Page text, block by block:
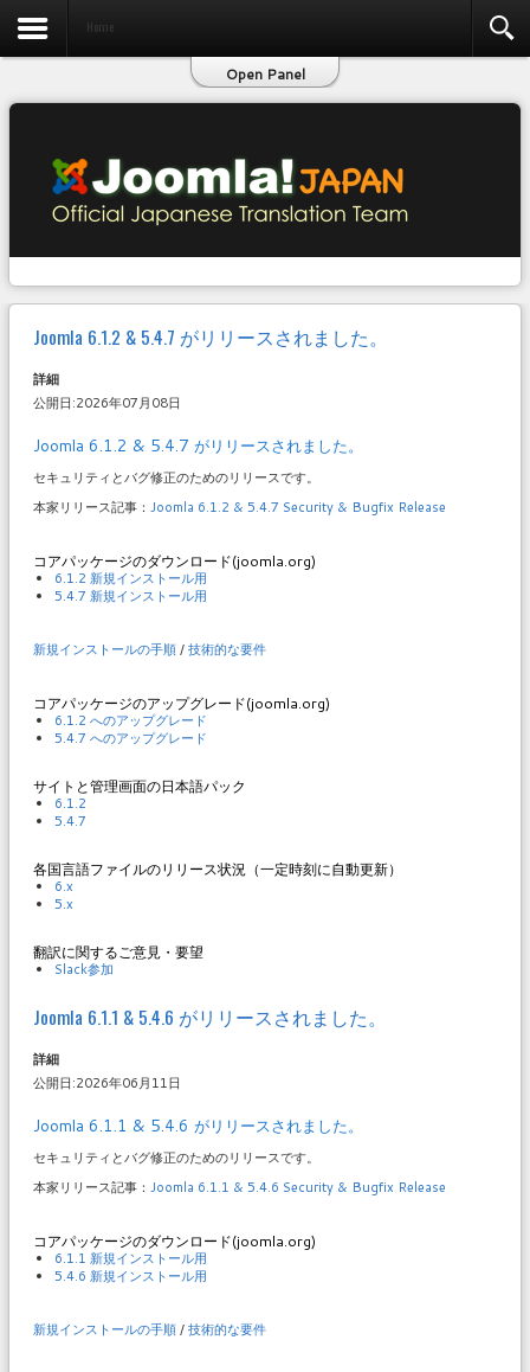
Home
Open Panel
Joomla 6.1.2 & 5.4.7 がリリースされました。
詳細
公開日:2026年07月08日
Joomla 6.1.2 & 5.4.7 がリリースされました。
セキュリティとバグ修正のためのリリースです。
本家リリース記事： Joomla 6.1.2 & 5.4.7 Security & Bugfix Release
コアパッケージのダウンロード(joomla.org)
6.1.2 新規インストール用
5.4.7 新規インストール用
新規インストールの手順/技術的な要件
コアパッケージのアップグレード(joomla.org)
6.1.2 へのアップグレード
5.4.7 へのアップグレード
サイトと管理画面の日本語パック
6.1.2
5.4.7
各国言語ファイルのリリース状況（一定時刻に自動更新）
6.x
5.x
翻訳に関するご意見・要望
Slack参加
Joomla 6.1.1 & 5.4.6 がリリースされました。
詳細
公開日:2026年06月11日
Joomla 6.1.1 & 5.4.6 がリリースされました。
セキュリティとバグ修正のためのリリースです。
本家リリース記事： Joomla 6.1.1 & 5.4.6 Security & Bugfix Release
コアパッケージのダウンロード(joomla.org)
6.1.1 新規インストール用
5.4.6 新規インストール用
新規インストールの手順/技術的な要件